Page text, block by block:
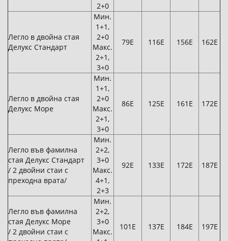
2+0
Легло в двойна стая
Делукс Стандарт
Мин.
1+1,
2+0
Макс.
2+1,
3+0
79Е 116Е 156Е 162Е
Легло в двойна стая
Делукс Море
Мин.
1+1,
2+0
Макс.
2+1,
3+0
86Е 125Е 161Е 172Е
Легло във фамилна
стая Делукс Стандарт
/ 2 двойни стаи с
преходна врата/
Мин.
2+2,
3+0
Макс.
4+1,
2+3
92Е 133Е 172Е 187Е
Легло във фамилна
стая Делукс Море
/ 2 двойни стаи с
Мин.
2+2,
3+0
Макс.
101Е 137Е 184Е 197Е